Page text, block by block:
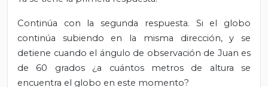
Continúa con la segunda respuesta. Si el globo
continúa subiendo en la misma dirección, y se
detiene cuando el ángulo de observación de Juan es
de 60 grados ¿a cuántos metros de altura se
encuentra el globo en este momento?